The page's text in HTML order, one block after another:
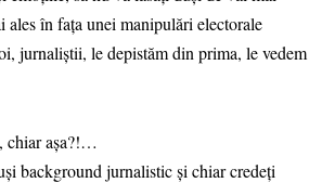
ales în fața unei manipulări electorale
jurnaliștii, le depistăm din prima, le vedem
chiar așa?!…
background jurnalistic și chiar credeți